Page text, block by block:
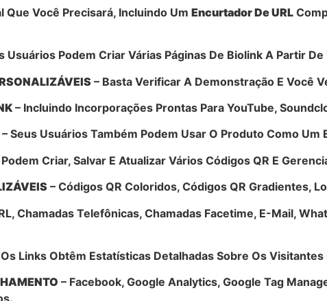
Que Você Precisará, Incluindo Um Encurtador De URL
Usuários Podem Criar Várias Páginas De Biolink A Partir
– Basta Verificar A Demonstração E Você
– Incluindo Incorporações Prontas Para YouTube,
– Seus Usuários Também Podem Usar O Produto Como Um
Criar, Salvar E Atualizar Vários Códigos QR E
– Códigos QR Coloridos, Códigos QR Gradientes,
Chamadas Telefônicas, Chamadas Facetime, E-Mail,
Links Obtêm Estatísticas Detalhadas Sobre Os Visitantes
– Facebook, Google Analytics, Google Tag